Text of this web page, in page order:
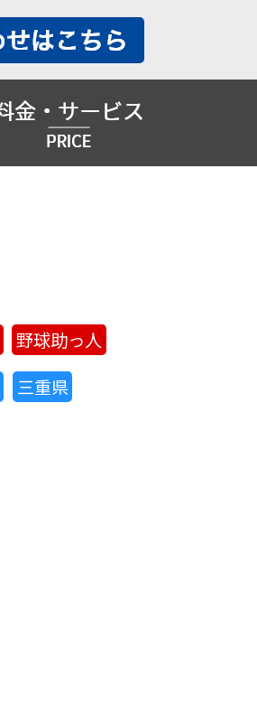
野球助っ人
三重県